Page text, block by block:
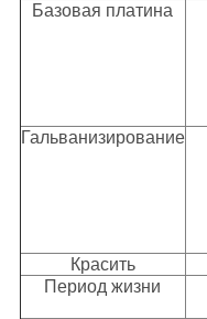
Базовая платина
Гальванизирование
Красить
Период жизни